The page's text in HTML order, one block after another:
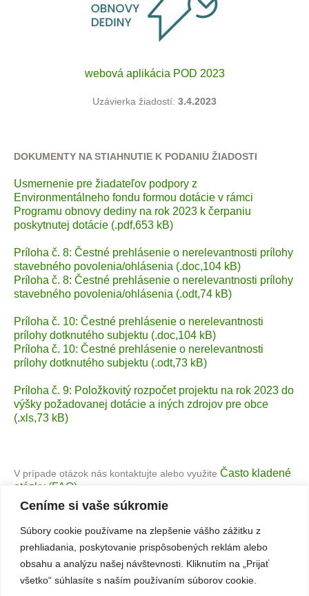
Ceníme si vaše súkromie
Súbory cookie používame na zlepšenie vášho zážitku z
prehliadania, poskytovanie prispôsobených reklám alebo
obsahu a analýzu našej návštevnosti. Kliknutím na „Prijať
všetko“ súhlasíte s naším používaním súborov cookie.
webová aplikácia POD 2023
Uzávierka žiadostí: 3.4.2023
DOKUMENTY NA STIAHNUTIE K PODANIU ŽIADOSTI
Usmernenie pre žiadateľov podpory z
Environmentálneho fondu formou dotácie v rámci
Programu obnovy dediny na rok 2023 k čerpaniu
poskytnutej dotácie (.pdf,653 kB)
Príloha č. 8: Čestné prehlásenie o nerelevantnosti prílohy
stavebného povolenia/ohlásenia (.doc,104 kB)
Príloha č. 8: Čestné prehlásenie o nerelevantnosti prílohy
stavebného povolenia/ohlásenia (.odt,74 kB)
Príloha č. 10: Čestné prehlásenie o nerelevantnosti
prílohy dotknutého subjektu (.doc,104 kB)
Príloha č. 10: Čestné prehlásenie o nerelevantnosti
prílohy dotknutého subjektu (.odt,73 kB)
Príloha č. 9: Položkovitý rozpočet projektu na rok 2023 do
výšky požadovanej dotácie a iných zdrojov pre obce
(.xls,73 kB)
V prípade otázok nás kontaktujte alebo využite Často kladené
otázky (FAQ).